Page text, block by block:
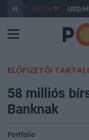
363,17 -0,61% USD/
ELŐFIZETŐI
58 milliós
Banknak
Portfolio